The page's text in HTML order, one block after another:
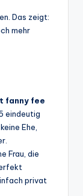
Das zeigt:
mehr
fanny fee
eindeutig
Ehe,
Frau, die
privat